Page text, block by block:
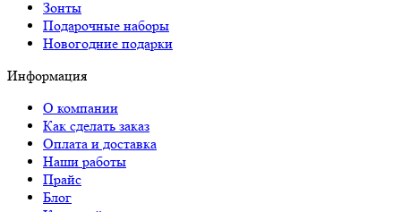
Зонты
Подарочные наборы
Новогодние подарки
Информация
О компании
Как сделать заказ
Оплата и доставка
Наши работы
Прайс
Блог